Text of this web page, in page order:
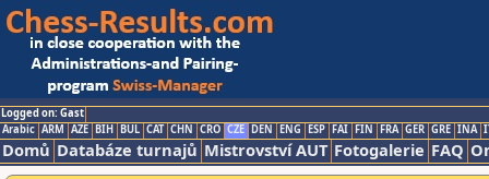
Logged on: Gast
Arabic ARM AZE BIH BUL CAT CHN CRO CZE DEN ENG ESP FAI FIN FRA GER GRE INA
Domů Databáze turnajů Mistrovství AUT Fotogalerie FAQ